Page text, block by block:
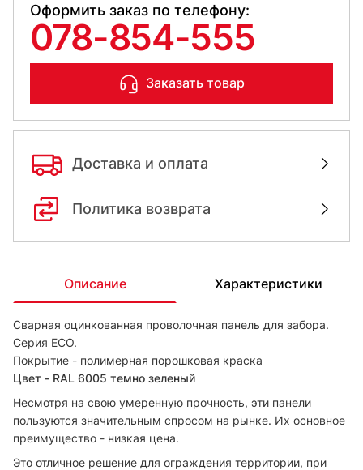
Оформить заказ по телефону:
078-854-555
Заказать товар
Доставка и оплата
Политика возврата
Описание Характеристики
Сварная оцинкованная проволочная панель для забора.
Серия ЕСО.
Покрытие - полимерная порошковая краска
Цвет - RAL 6005 темно зеленый
Несмотря на свою умеренную прочность, эти панели
пользуются значительным спросом на рынке. Их основное
преимущество - низкая цена.
Это отличное решение для ограждения территории, при